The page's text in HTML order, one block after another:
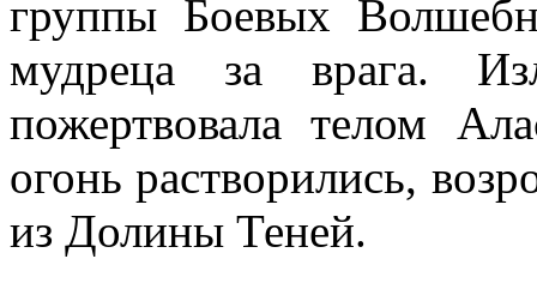
группы Боевых
мудреца за врага.
пожертвовала телом
огонь растворились,
из Долины Теней.